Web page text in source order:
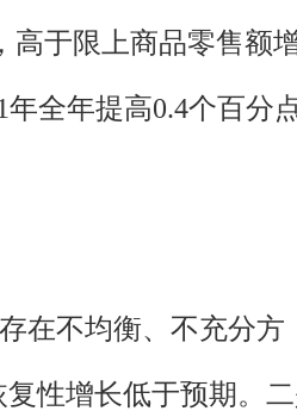
高于限上商品零售额
全年提高0.4个百分
在不均衡、不充分方
性增长低于预期。